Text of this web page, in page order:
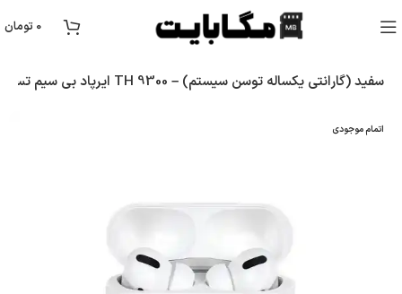
0 تومان
ایرپاد بی سیم تسکو مدل TH 9300 – سفید (گارانتی یکساله توسن سیستم)
اتمام موجودی